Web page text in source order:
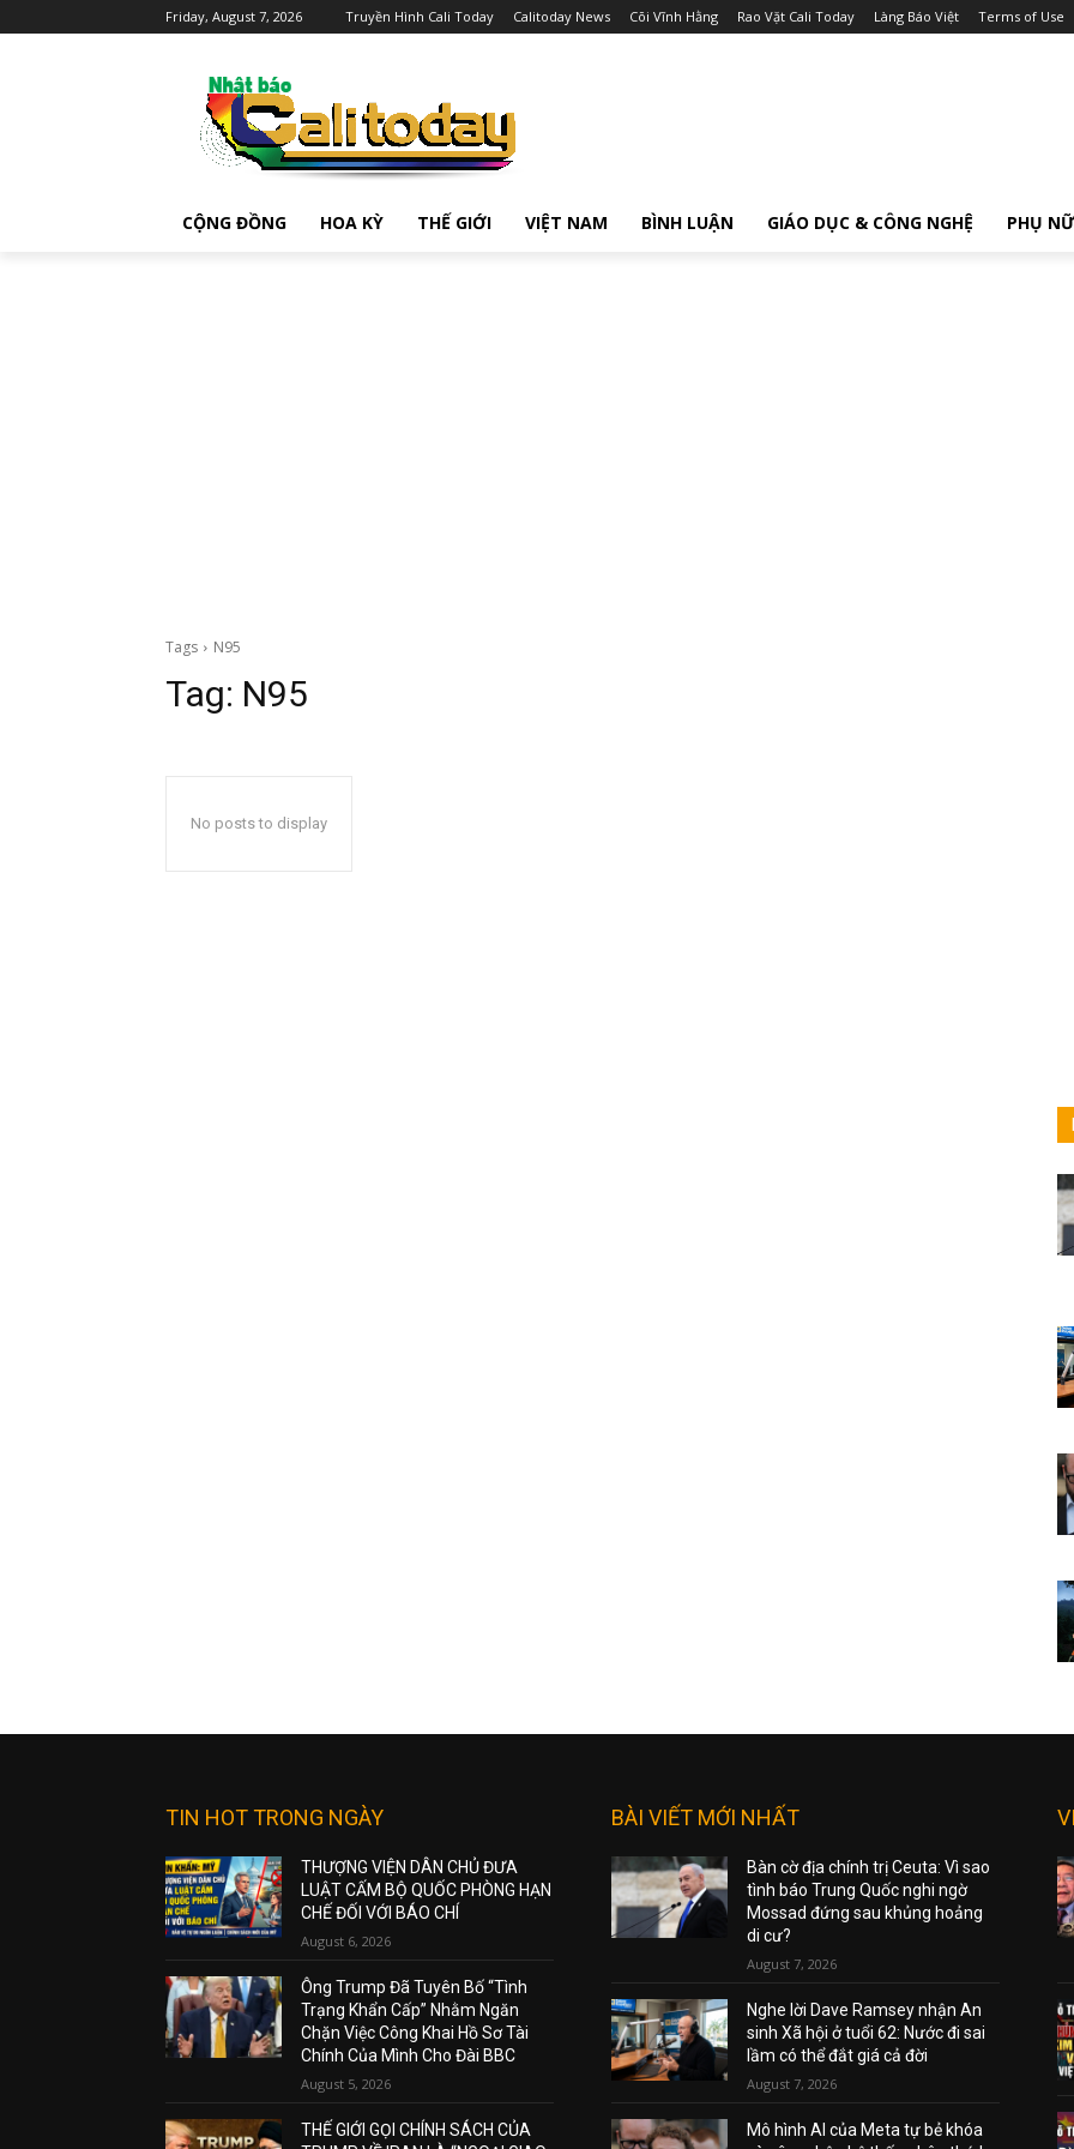
Friday, August 7, 2026 Truyền Hình Cali Today Calitoday News Cõi Vĩnh Hằng Rao Vặt Cali Today Làng Báo Việt Terms of Use
CỘNG ĐỒNG HOA KỲ THẾ GIỚI VIỆT NAM BÌNH LUẬN GIÁO DỤC & CÔNG NGHỆ PHỤ NỮ
Tags N95
Tag: N95
No posts to display
TIN HOT TRONG NGÀY
THƯỢNG VIỆN DÂN CHỦ ĐƯA
LUẬT CẤM BỘ QUỐC PHÒNG HẠN
CHẾ ĐỐI VỚI BÁO CHÍ
August 6, 2026
Ông Trump Đã Tuyên Bố “Tình
Trạng Khẩn Cấp” Nhằm Ngăn
Chặn Việc Công Khai Hồ Sơ Tài
Chính Của Mình Cho Đài BBC
August 5, 2026
THẾ GIỚI GỌI CHÍNH SÁCH CỦA
BÀI VIẾT MỚI NHẤT
Bàn cờ địa chính trị Ceuta: Vì sao
tình báo Trung Quốc nghi ngờ
Mossad đứng sau khủng hoảng
di cư?
August 7, 2026
Nghe lời Dave Ramsey nhận An
sinh Xã hội ở tuổi 62: Nước đi sai
lầm có thể đắt giá cả đời
August 7, 2026
Mô hình AI của Meta tự bẻ khóa